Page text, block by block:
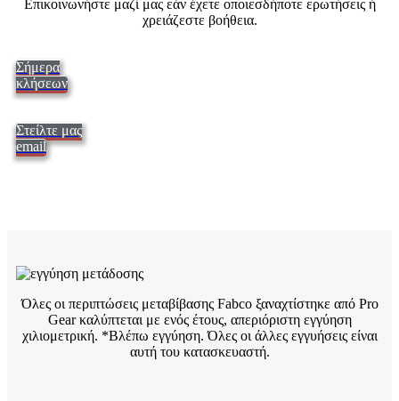
Επικοινωνήστε μαζί μας εάν έχετε οποιεσδήποτε ερωτήσεις ή
χρειάζεστε βοήθεια.
Σήμερα
κλήσεων
Στείλτε μας
email
Όλες οι περιπτώσεις μεταβίβασης Fabco ξαναχτίστηκε από Pro
Gear καλύπτεται με ενός έτους, απεριόριστη εγγύηση
χιλιομετρική. *Βλέπω εγγύηση. Όλες οι άλλες εγγυήσεις είναι
αυτή του κατασκευαστή.